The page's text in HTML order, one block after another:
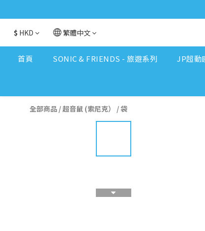
$ HKD 繁體中文
首頁 SONIC & FRIENDS - 旅遊系列 JP超動
全部商品 /超音鼠 (索尼克） /袋